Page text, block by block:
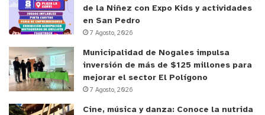
de la Niñez con Expo Kids y actividades
en San Pedro
7 Agosto, 2026
Municipalidad de Nogales impulsa
inversión de más de $125 millones para
mejorar el sector El Polígono
7 Agosto, 2026
Cine, música y danza: Conoce la nutrida